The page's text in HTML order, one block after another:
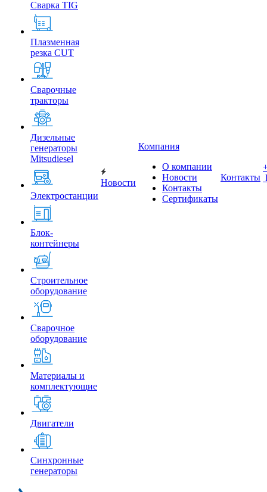
Сварка TIG
Плазменная
резка CUT
Сварочные
тракторы
Дизельные
генераторы
Mitsudiesel
Электростанции
Блок-
контейнеры
Строительное
оборудование
Сварочное
оборудование
Материалы и
комплектующие
Двигатели
Синхронные
генераторы
Новости
Компания
О компании
Новости
Контакты
Сертификаты
Контакты